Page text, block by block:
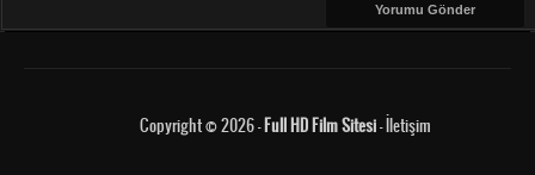
Copyright © 2026 -Full HD Film Sitesi-İletişim